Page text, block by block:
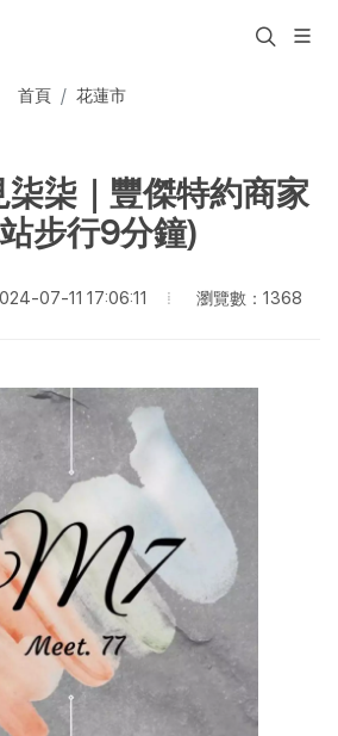
首頁 花蓮市
柒柒｜豐傑特約商家
步行9分鐘)
07-11 17:06:11 瀏覽數：1368